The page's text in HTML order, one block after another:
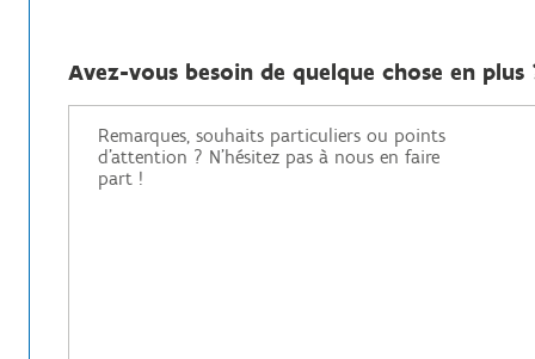
Avez-vous besoin de quelque chose en plus